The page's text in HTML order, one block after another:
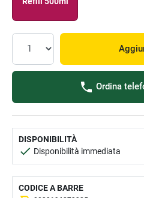
Ordina
DISPONIBILITÀ
Disponibilità immediata
CODICE A BARRE